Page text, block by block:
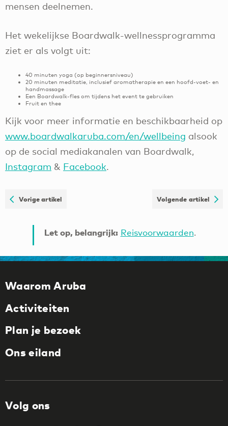
mensen deelnemen.
Het wekelijkse Boardwalk-wellnessprogramma
ziet er als volgt uit:
40 minuten yoga (op beginnersniveau)
20 minuten meditatie, inclusief aromatherapie en een hoofd-voet- en
handmassage
Een Boardwalk-fles om tijdens het event te gebruiken
Fruit en thee
Kijk voor meer informatie en beschikbaarheid op
www.boardwalkaruba.com/en/wellbeing alsook
op de social mediakanalen van Boardwalk,
Instagram & Facebook.
Vorige artikel Volgende artikel
Let op, belangrijk: Reisvoorwaarden.
Waarom Aruba
Activiteiten
Plan je bezoek
Ons eiland
Volg ons